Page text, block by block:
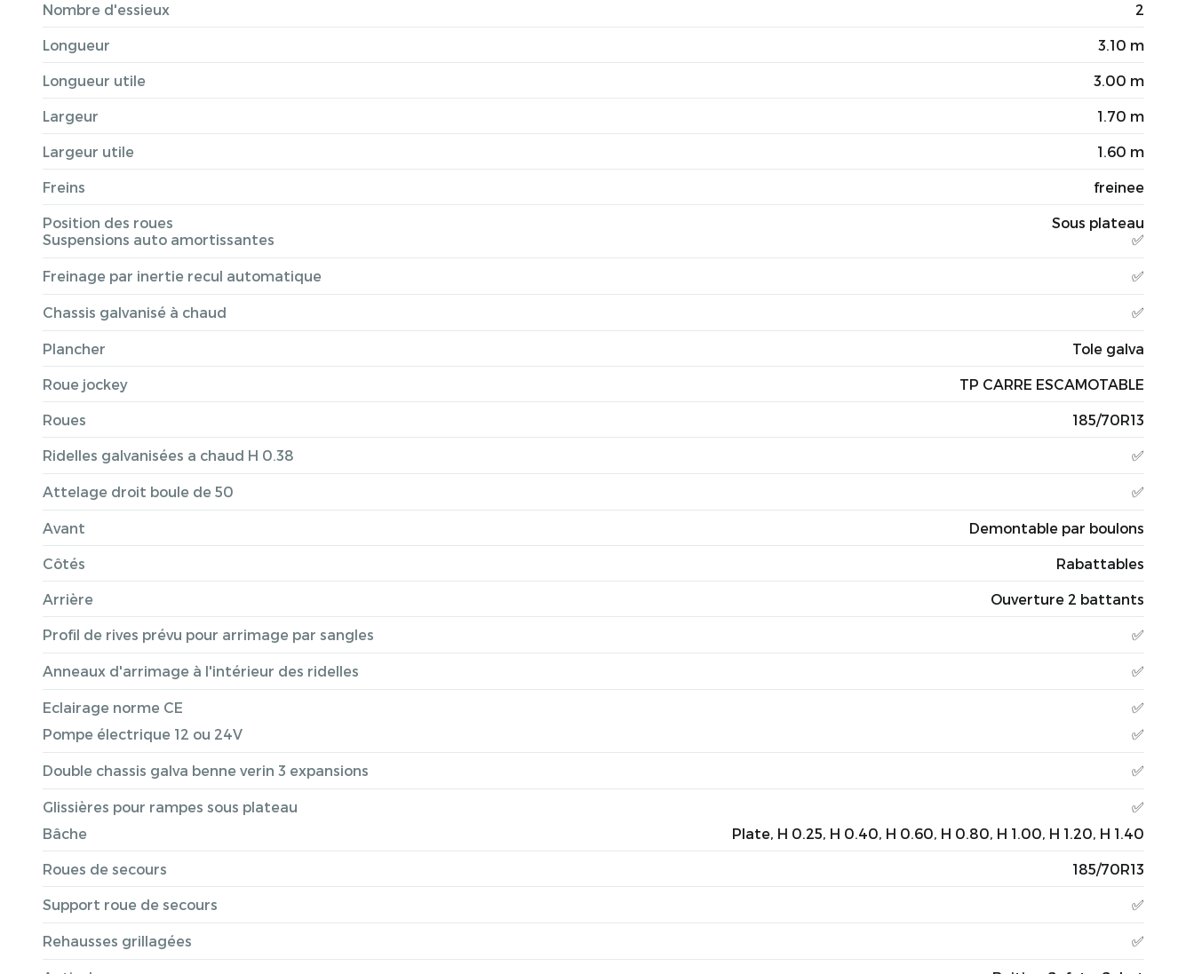
Nombre d'essieux 2
Longueur 3.10 m
Longueur utile 3.00 m
Largeur 1.70 m
Largeur utile 1.60 m
Freins freinee
Position des roues
Sous plateau
Suspensions auto amortissantes
✅
Freinage par inertie recul automatique ✅
Chassis galvanisé à chaud ✅
Plancher Tole galva
Roue jockey TP CARRE ESCAMOTABLE
Roues 185/70R13
Ridelles galvanisées a chaud H 0.38 ✅
Attelage droit boule de 50 ✅
Avant Demontable par boulons
Côtés Rabattables
Arrière Ouverture 2 battants
Profil de rives prévu pour arrimage par sangles ✅
Anneaux d'arrimage à l'intérieur des ridelles ✅
Eclairage norme CE
✅
Pompe électrique 12 ou 24V
✅
Double chassis galva benne verin 3 expansions ✅
Glissières pour rampes sous plateau
✅
Bâche
Plate, H 0.25, H 0.40, H 0.60, H 0.80, H 1.00, H 1.20, H 1.40
Roues de secours 185/70R13
Support roue de secours ✅
Rehausses grillagées ✅